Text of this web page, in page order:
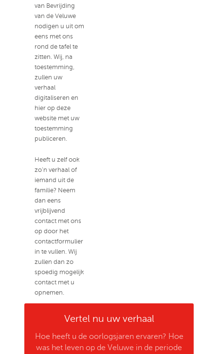
van Bevrijding
van de Veluwe
nodigen u uit om
eens met ons
rond de tafel te
zitten. Wij, na
toestemming,
zullen uw
verhaal
digitaliseren en
hier op deze
website met uw
toestemming
publiceren.
Heeft u zelf ook
zo’n verhaal of
iemand uit de
familie? Neem
dan eens
vrijblijvend
contact met ons
op door het
contactformulier
in te vullen. Wij
zullen dan zo
spoedig mogelijk
contact met u
opnemen.
Vertel nu uw verhaal
Hoe heeft u de oorlogsjaren ervaren? Hoe
was het leven op de Veluwe in de periode